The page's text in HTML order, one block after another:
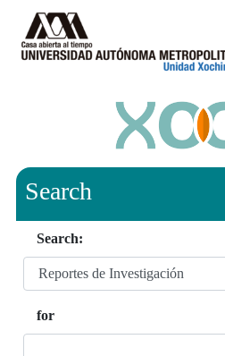
Search
Search:
for